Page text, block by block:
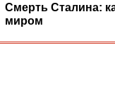
Смерть Сталина:
миром